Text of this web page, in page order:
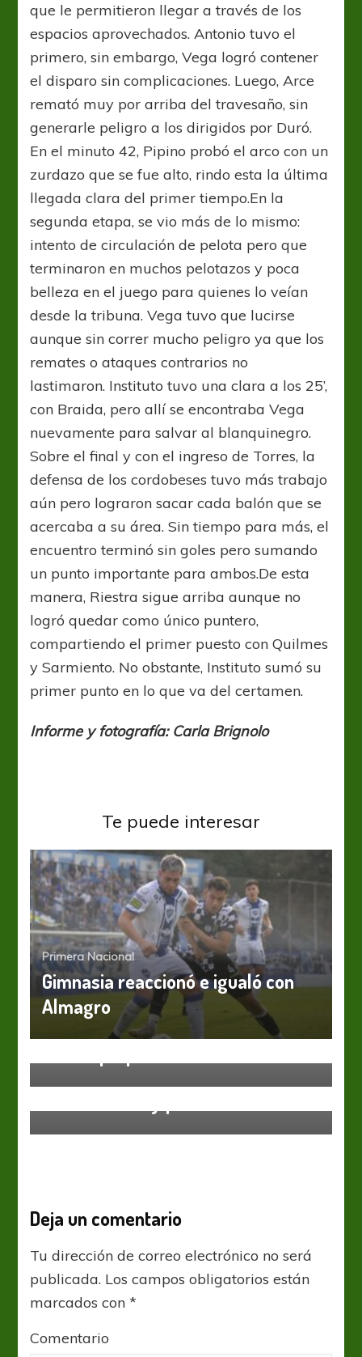
que le permitieron llegar a través de los
espacios aprovechados. Antonio tuvo el
primero, sin embargo, Vega logró contener
el disparo sin complicaciones. Luego, Arce
remató muy por arriba del travesaño, sin
generarle peligro a los dirigidos por Duró.
En el minuto 42, Pipino probó el arco con un
zurdazo que se fue alto, rindo esta la última
llegada clara del primer tiempo.En la
segunda etapa, se vio más de lo mismo:
intento de circulación de pelota pero que
terminaron en muchos pelotazos y poca
belleza en el juego para quienes lo veían
desde la tribuna. Vega tuvo que lucirse
aunque sin correr mucho peligro ya que los
remates o ataques contrarios no
lastimaron. Instituto tuvo una clara a los 25’,
con Braida, pero allí se encontraba Vega
nuevamente para salvar al blanquinegro.
Sobre el final y con el ingreso de Torres, la
defensa de los cordobeses tuvo más trabajo
aún pero lograron sacar cada balón que se
acercaba a su área. Sin tiempo para más, el
encuentro terminó sin goles pero sumando
un punto importante para ambos.De esta
manera, Riestra sigue arriba aunque no
logró quedar como único puntero,
compartiendo el primer puesto con Quilmes
y Sarmiento. No obstante, Instituto sumó su
primer punto en lo que va del certamen.
Informe y fotografía: Carla Brignolo
Te puede interesar
Primera Nacional
Gimnasia reaccionó e igualó con
Almagro
Primera Nacional
Deja un comentario
Tu dirección de correo electrónico no será
publicada. Los campos obligatorios están
marcados con*
Comentario